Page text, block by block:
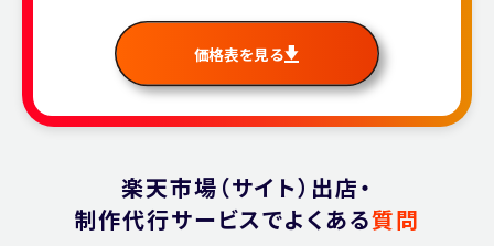
価格表を見る
楽天市場（サイト）出店・
制作代行サービスでよくある質問